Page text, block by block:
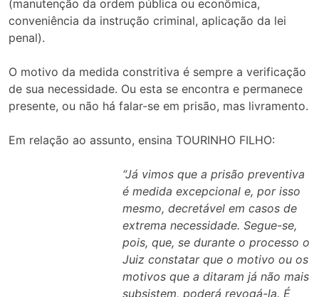
(manutenção da ordem pública ou econômica,
conveniência da instrução criminal, aplicação da lei
penal).
O motivo da medida constritiva é sempre a verificação
de sua necessidade. Ou esta se encontra e permanece
presente, ou não há falar-se em prisão, mas livramento.
Em relação ao assunto, ensina TOURINHO FILHO:
“Já vimos que a prisão preventiva
é medida excepcional e, por isso
mesmo, decretável em casos de
extrema necessidade. Segue-se,
pois, que, se durante o processo o
Juiz constatar que o motivo ou os
motivos que a ditaram já não mais
subsistem, poderá revogá-la. É